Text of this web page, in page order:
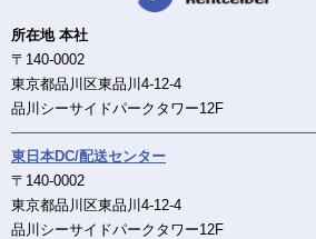
所在地 本社
〒140-0002
東京都品川区東品川4-12-4
品川シーサイドパークタワー12F
東日本DC/配送センター
〒140-0002
東京都品川区東品川4-12-4
品川シーサイドパークタワー12F